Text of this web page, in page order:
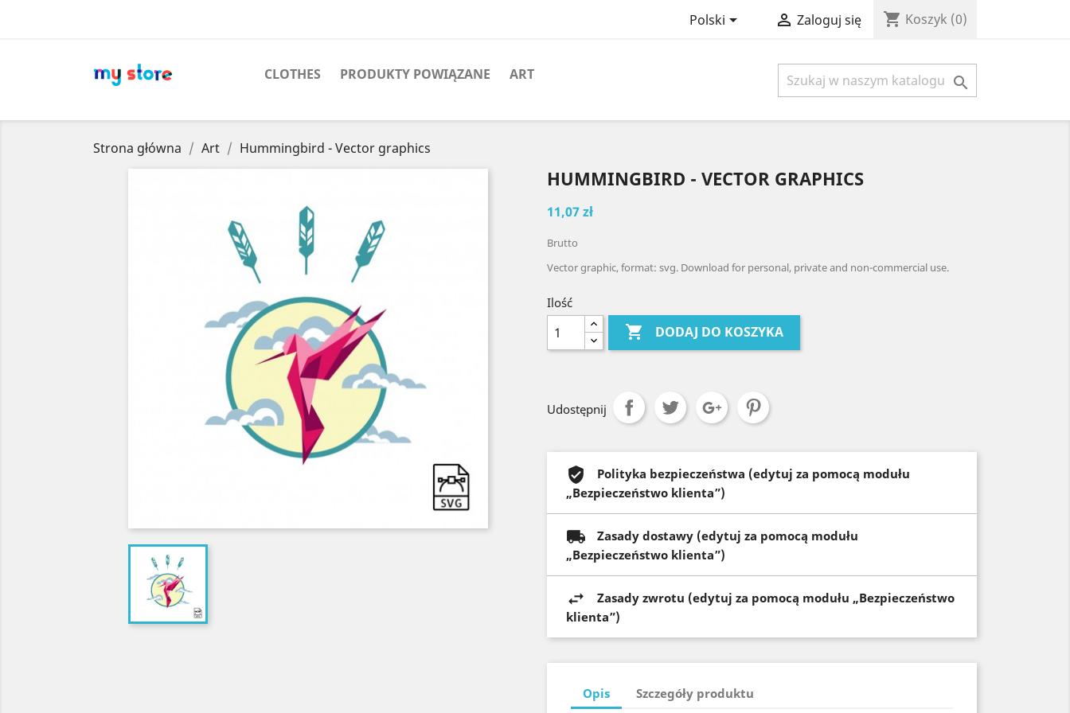
Polski  Zaloguj się shopping_cart Koszyk (0)
CLOTHES PRODUKTY POWIĄZANE ART 
Strona główna Art Hummingbird - Vector graphics
HUMMINGBIRD - VECTOR GRAPHICS
11,07 zł
Brutto
Vector graphic, format: svg. Download for personal, private and non-commercial use.
Ilość
 DODAJ DO KOSZYKA
Udostępnij
Polityka bezpieczeństwa (edytuj za pomocą modułu
„Bezpieczeństwo klienta”)
Zasady dostawy (edytuj za pomocą modułu
„Bezpieczeństwo klienta”)
Zasady zwrotu (edytuj za pomocą modułu „Bezpieczeństwo
klienta”)
Opis Szczegóły produktu